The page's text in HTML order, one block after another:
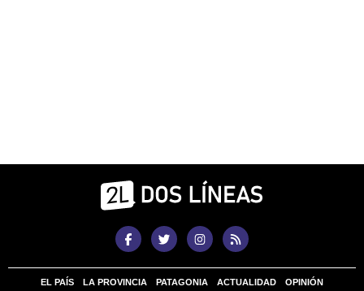
EL PAÍS LA PROVINCIA PATAGONIA ACTUALIDAD OPINIÓN